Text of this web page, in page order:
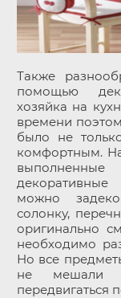
Также
помощью
хозяйка на
времени
было не
комфортным.
можно
солонку,
оригинально
необходимо
Но все
не мешали
передвигаться